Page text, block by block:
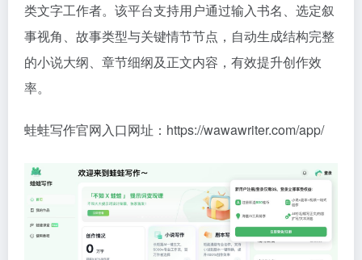
类文字工作者。该平台支持用户通过输入书名、选定叙
事视角、故事类型与关键情节节点，自动生成结构完整
的小说大纲、章节细纲及正文内容，有效提升创作效
率。
蛙蛙写作官网入口网址：https://wawawriter.com/app/